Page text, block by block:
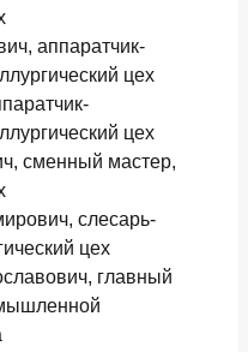
аппаратчик-
цех
цех
сменный мастер,
слесарь-
цех
главный